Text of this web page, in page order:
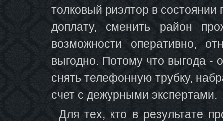
толковый риэлтор в
доплату, сменить район
возможности оперативно,
выгодно. Потому что выгода -
снять телефонную трубку,
счет с дежурными экспертами.
Для тех, кто в результате